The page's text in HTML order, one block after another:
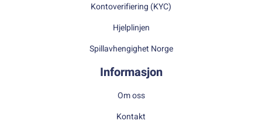
Kontoverifiering (KYC)
Hjelplinjen
Spillavhengighet Norge
Informasjon
Om oss
Kontakt